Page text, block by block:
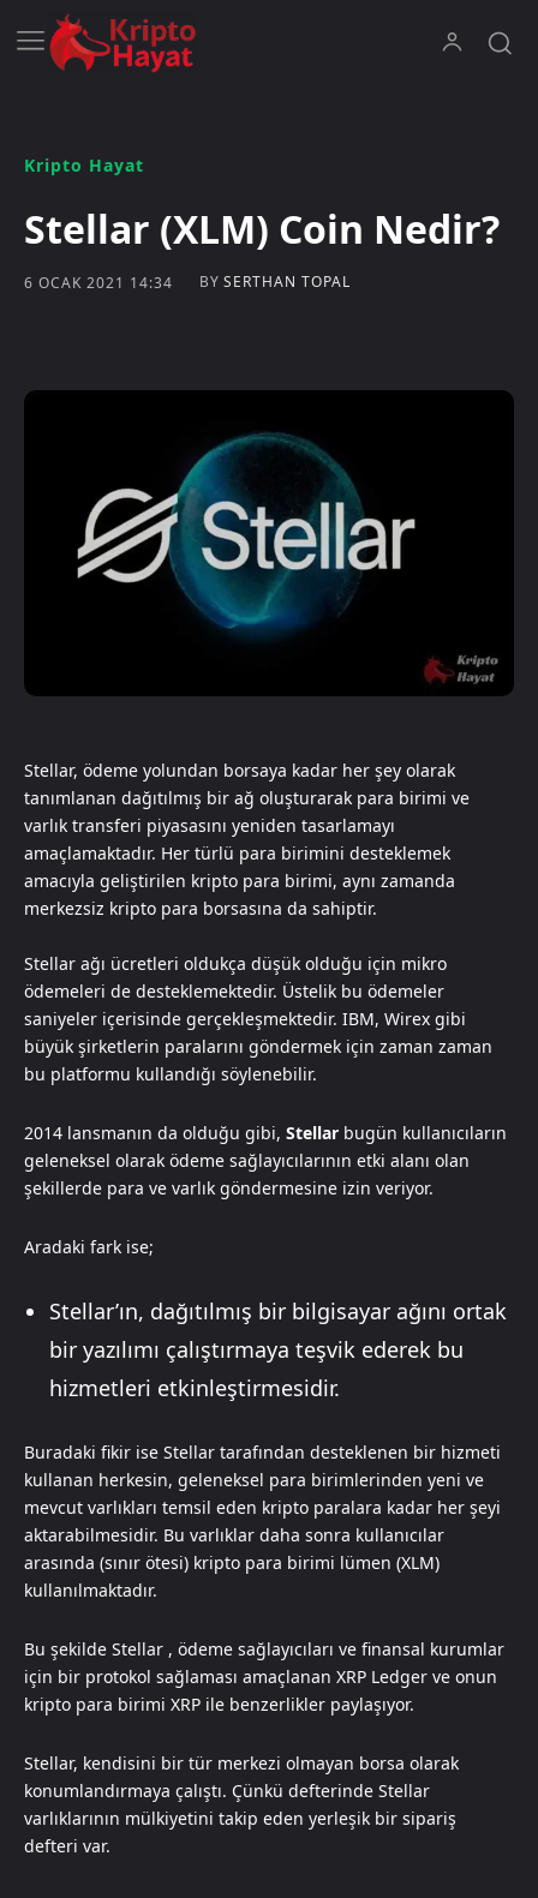
Kripto Hayat
Stellar (XLM) Coin Nedir?
6 OCAK 2021 14:34 BY SERTHAN TOPAL
Stellar, ödeme yolundan borsaya kadar her şey olarak
tanımlanan dağıtılmış bir ağ oluşturarak para birimi ve
varlık transferi piyasasını yeniden tasarlamayı
amaçlamaktadır. Her türlü para birimini desteklemek
amacıyla geliştirilen kripto para birimi, aynı zamanda
merkezsiz kripto para borsasına da sahiptir.
Stellar ağı ücretleri oldukça düşük olduğu için mikro
ödemeleri de desteklemektedir. Üstelik bu ödemeler
saniyeler içerisinde gerçekleşmektedir. IBM, Wirex gibi
büyük şirketlerin paralarını göndermek için zaman zaman
bu platformu kullandığı söylenebilir.
2014 lansmanın da olduğu gibi, Stellar bugün kullanıcıların
geleneksel olarak ödeme sağlayıcılarının etki alanı olan
şekillerde para ve varlık göndermesine izin veriyor.
Aradaki fark ise;
Stellar’ın, dağıtılmış bir bilgisayar ağını ortak
bir yazılımı çalıştırmaya teşvik ederek bu
hizmetleri etkinleştirmesidir.
Buradaki fikir ise Stellar tarafından desteklenen bir hizmeti
kullanan herkesin, geleneksel para birimlerinden yeni ve
mevcut varlıkları temsil eden kripto paralara kadar her şeyi
aktarabilmesidir. Bu varlıklar daha sonra kullanıcılar
arasında (sınır ötesi) kripto para birimi lümen (XLM)
kullanılmaktadır.
Bu şekilde Stellar , ödeme sağlayıcıları ve finansal kurumlar
için bir protokol sağlaması amaçlanan XRP Ledger ve onun
kripto para birimi XRP ile benzerlikler paylaşıyor.
Stellar, kendisini bir tür merkezi olmayan borsa olarak
konumlandırmaya çalıştı. Çünkü defterinde Stellar
varlıklarının mülkiyetini takip eden yerleşik bir sipariş
defteri var.